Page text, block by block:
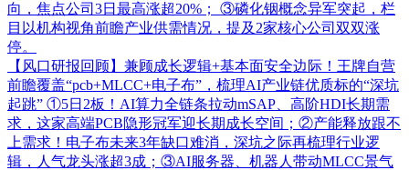
向，焦点公司3日最高涨超20%； ③磷化铟概念异军突起，栏
目以机构视角前瞻产业供需情况，提及2家核心公司双双涨
停。
【风口研报回顾】兼顾成长逻辑+基本面安全边际！王牌自营
前瞻覆盖“pcb+MLCC+电子布”，梳理AI产业链优质标的“深坑
起跳” ①5日2板！AI算力全链条拉动mSAP、高阶HDI长期需
求，这家高端PCB隐形冠军迎长期成长空间；②产能释放跟不
上需求！电子布未来3年缺口难消，深坑之际再梳理行业逻
辑，人气龙头涨超3成；③AI服务器、机器人带动MLCC景气